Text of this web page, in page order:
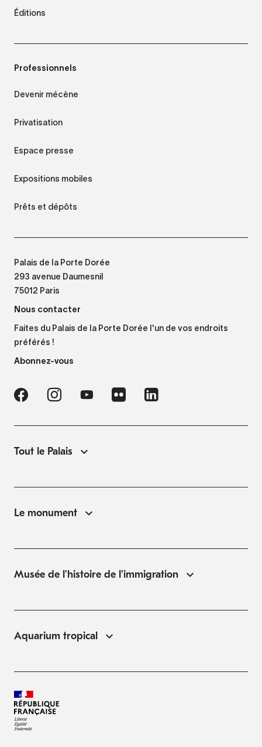
Éditions
Professionnels
Devenir mécène
Privatisation
Espace presse
Expositions mobiles
Prêts et dépôts
Palais de la Porte Dorée
293 avenue Daumesnil
75012 Paris
Nous contacter
Faites du Palais de la Porte Dorée l'un de vos endroits
préférés !
Abonnez-vous
Tout le Palais
Le monument
Musée de l'histoire de l'immigration
Aquarium tropical